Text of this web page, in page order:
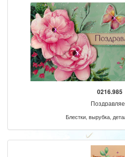
0216.985
Блестки, вырубка,